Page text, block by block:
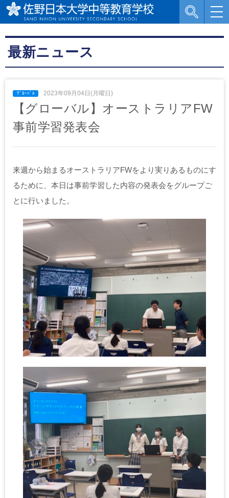
最新ニュース
2023年09月04日(月曜日)
【グローバル】オーストラリアFW
事前学習発表会
来週から始まるオーストラリアFWをより実りあるものにす
るために、本日は事前学習した内容の発表会をグループご
とに行いました。